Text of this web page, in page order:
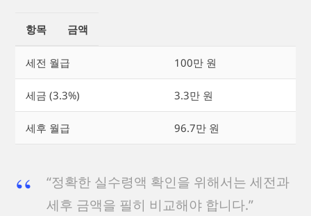
항목 금액
세전 월급 100만 원
세금 (3.3%) 3.3만 원
세후 월급 96.7만 원
“정확한 실수령액 확인을 위해서는 세전과
세후 금액을 필히 비교해야 합니다.”